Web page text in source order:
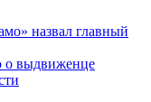
назвал главный
о выдвиженце